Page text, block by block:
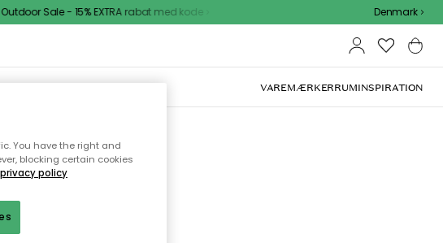
Sale - 15% EXTRA rabat med kode Denmark
VAREMÆRKERRUMINSPIRATION
du
You have the right and
blocking certain cookies
policy